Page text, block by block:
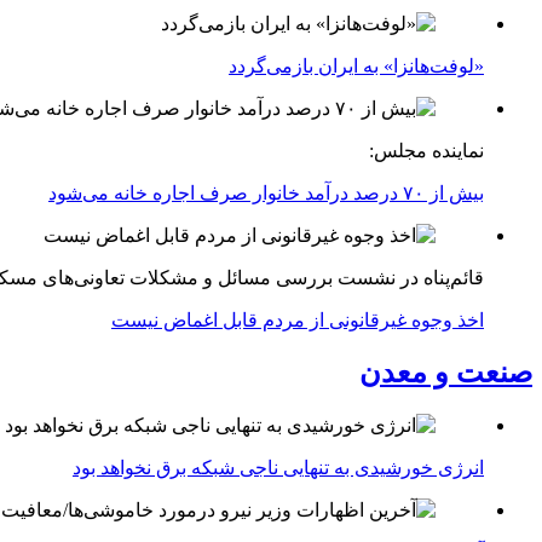
«لوفت‌هانزا» به ایران بازمی‌گردد
نماینده مجلس:
بیش از ۷۰ درصد درآمد خانوار صرف اجاره خانه می‌شود
قائم‌پناه در نشست بررسی مسائل و مشکلات تعاونی‌های
اخذ وجوه غیرقانونی از مردم قابل اغماض نیست
صنعت و معدن
انرژی خورشیدی به تنهایی ناجی شبکه برق نخواهد بود